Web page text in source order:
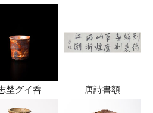
埜グイ呑 唐詩書額